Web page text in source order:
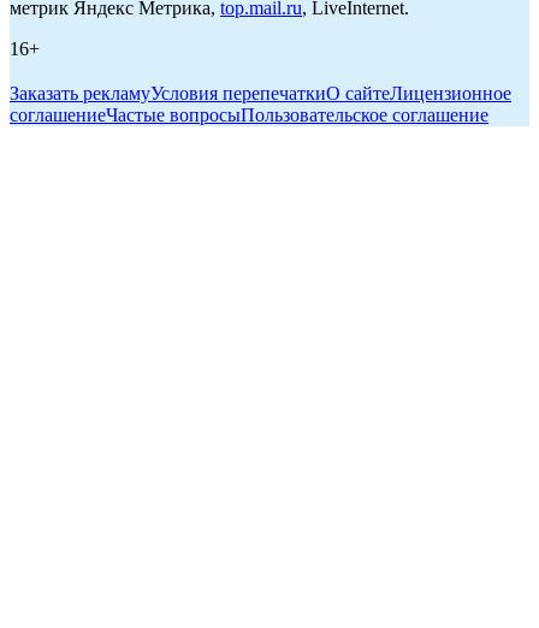
метрик Яндекс Метрика, top.mail.ru, LiveInternet.
16+
Заказать рекламуУсловия перепечаткиО сайтеЛицензионное
соглашениеЧастые вопросыПользовательское соглашение